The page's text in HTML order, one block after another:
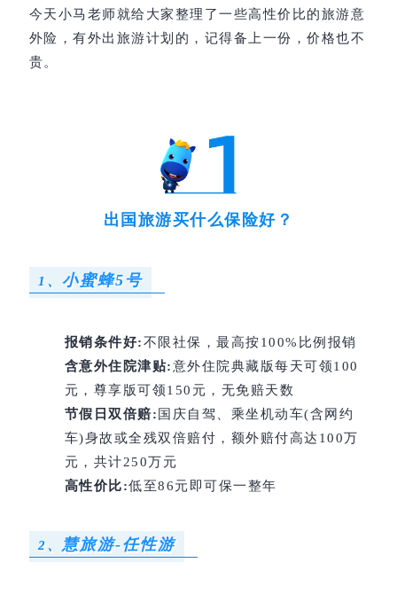
今天小马老师就给大家整理了一些高性价比的旅游意
外险，有外出旅游计划的，记得备上一份，价格也不
贵。
出国旅游买什么保险好？
1、 小蜜蜂5号
报销条件好:不限社保，最高按100%比例报销
含意外住院津贴:意外住院典藏版每天可领100
元，尊享版可领150元，无免赔天数
节假日双倍赔: 国庆自驾、乘坐机动车(含网约
车)身故或全残双倍赔付，额外赔付高达100万
元，共计250万元
高性价比:低至86元即可保一整年
2、 慧旅游-任性游